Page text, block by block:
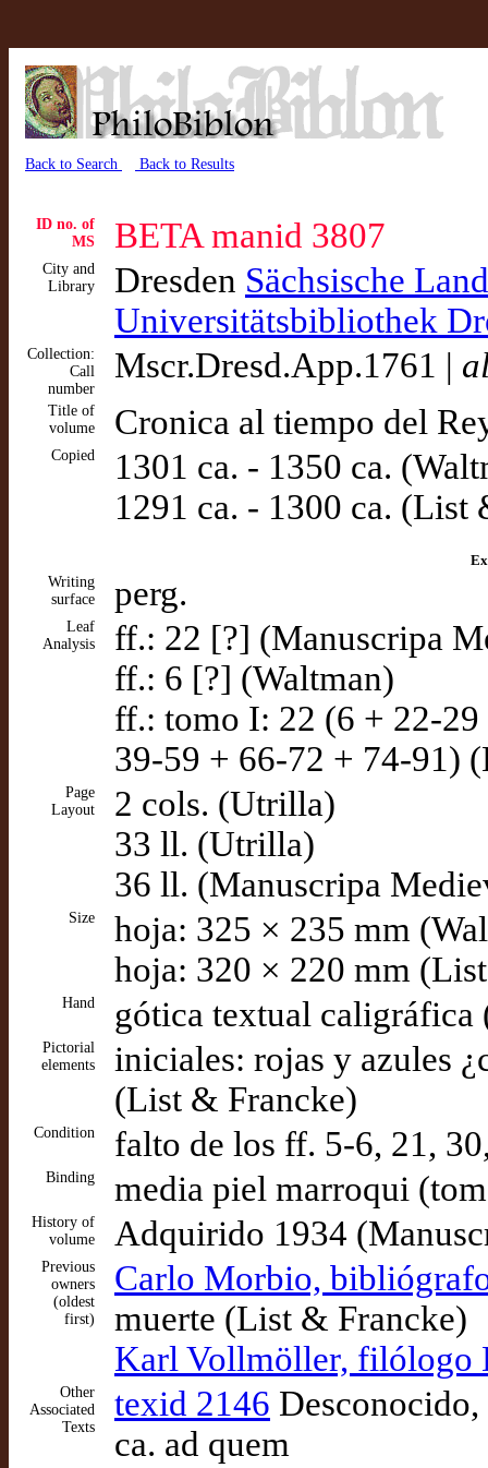
Back to Search Back to Results
ID no. of
MS
BETA manid 3807
City and
Library
Dresden Sächsische
Universitätsbibliothek
Collection:
Call
number
Mscr.Dresd.App.1761 |
Title of
volume
Cronica al tiempo del
Copied
1301 ca. - 1350 ca.
1291 ca. - 1300 ca. (List
Writing
surface
perg.
Leaf
Analysis
ff.: 22 [?] (Manuscripa
ff.: 6 [?] (Waltman)
ff.: tomo I: 22 (6 + 22-
39-59 + 66-72 + 74-91)
Page
Layout
2 cols. (Utrilla)
33 ll. (Utrilla)
36 ll. (Manuscripa
Size
hoja: 325 × 235 mm
hoja: 320 × 220 mm
Hand gótica textual
Pictorial
elements
iniciales: rojas y azules
(List & Francke)
Condition falto de los ff. 5-6, 21,
Binding media piel marroqui
History of
volume
Adquirido 1934
Previous
owners
(oldest
first)
Carlo Morbio,
muerte (List & Francke)
Karl Vollmöller, filólogo
Other
Associated
Texts
texid 2146
ca. ad quem